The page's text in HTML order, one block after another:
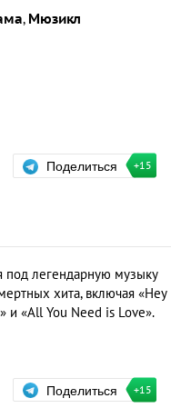
, Мюзикл
Поделиться +15
под легендарную музыку
хита, включая «Hey
и «All You Need is Love».
Поделиться +15